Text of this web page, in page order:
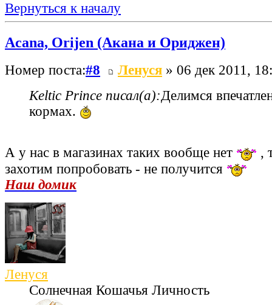
Вернуться к началу
Acana, Orijen (Акана и Ориджен)
Номер поста:#8 Ленуся » 06 дек 2011,
Keltic Prince писал(а):Делимся
кормах.
А у нас в магазинах таких вообще нет
,
захотим попробовать - не получится
Наш домик
Ленуся
Солнечная Кошачья Личность